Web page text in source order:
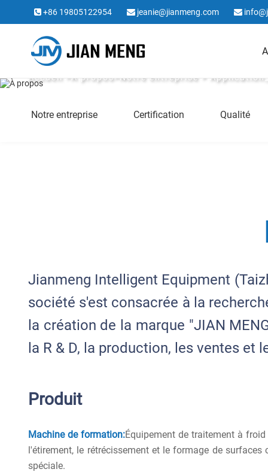
+86 19805122954 jeanie@jianmeng.com
À propos
Accueil >À propos>Notre entreprise >
Notre entreprise Certification Qualité
Jianmeng Intelligent Equipment
société s'est consacrée à la
la création de la marque "JIAN
la R & D, la production, les ventes et
Produit
Machine de formation:Équipement de traitement à
l'étirement, le rétrécissement et le formage de
spéciale.